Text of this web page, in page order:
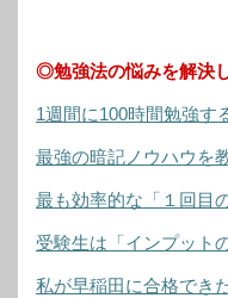
◎勉強法の悩みを解決
1週間に100時間勉強す
最強の暗記ノウハウを
最も効率的な「１回目
受験生は「インプット
私が早稲田に合格でき